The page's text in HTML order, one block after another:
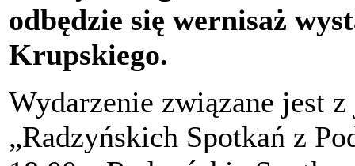
odbędzie się wernisaż
Krupskiego.
Wydarzenie związane jest
„Radzyńskich Spotkań z